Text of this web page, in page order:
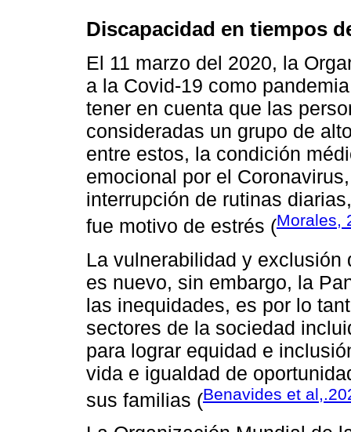
Discapacidad en tiempos
El 11 marzo del 2020, la
a la Covid-19 como
tener en cuenta que las
consideradas un grupo de
entre estos, la condición
emocional por el
interrupción de rutinas
fue motivo de estrés (Morales,
La vulnerabilidad y
es nuevo, sin embargo, la
las inequidades, es por lo
sectores de la sociedad
para lograr equidad e
vida e igualdad de
sus familias (Benavides et